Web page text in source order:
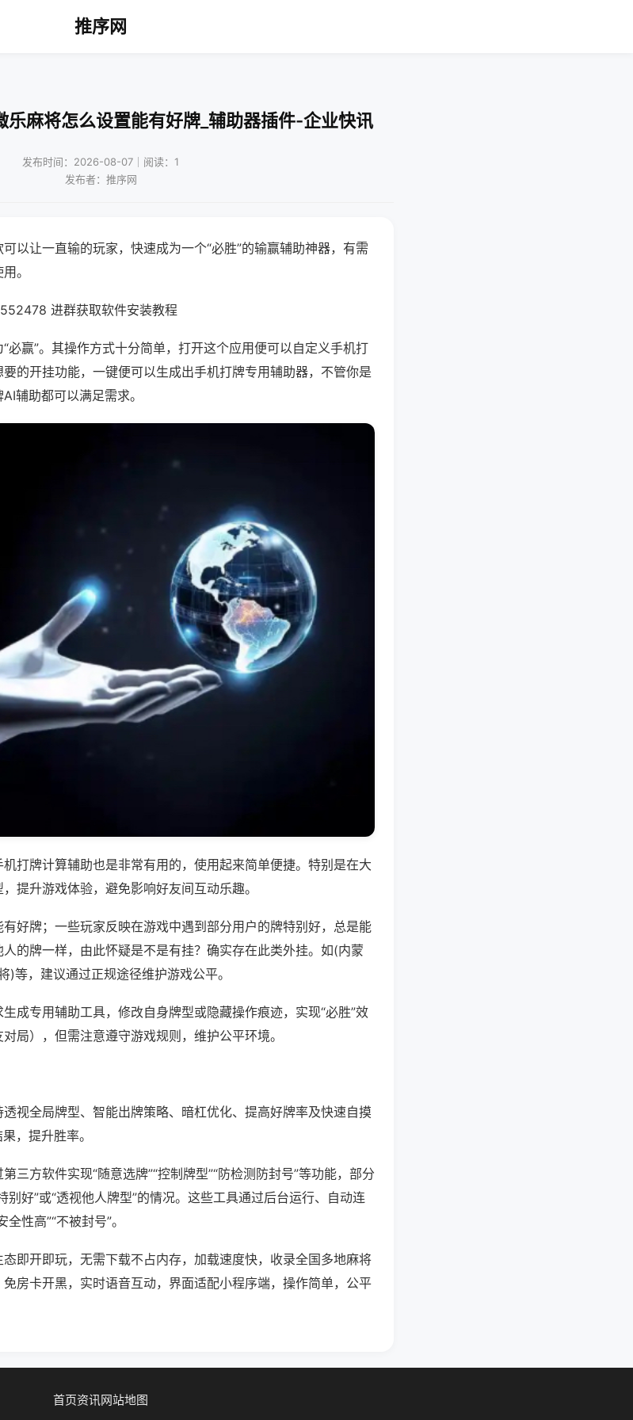
推序网
乐麻将怎么设置能有好牌_辅助器插件-企业快讯
发布时间：2026-08-07｜阅读：1
发布者：推序网
以让一直输的玩家，快速成为一个“必胜”的输赢辅助神器，有需
。
进群获取软件安装教程
必赢”。其操作方式十分简单，打开这个应用便可以自定义手机打
的开挂功能，一键便可以生成出手机打牌专用辅助器，不管你是
辅助都可以满足需求。
打牌计算辅助也是非常有用的，使用起来简单便捷。特别是在大
提升游戏体验，避免影响好友间互动乐趣。
好牌；一些玩家反映在游戏中遇到部分用户的牌特别好，总是能
的牌一样，由此怀疑是不是有挂？确实存在此类外挂。如(内蒙
)等，建议通过正规途径维护游戏公平。
成专用辅助工具，修改自身牌型或隐藏操作痕迹，实现“必胜”效
局），但需注意遵守游戏规则，维护公平环境。
视全局牌型、智能出牌策略、暗杠优化、提高好牌率及快速自摸
，提升胜率。
三方软件实现“随意选牌”“控制牌型”“防检测防封号”等功能，部分
别好”或“透视他人牌型”的情况。这些工具通过后台运行、自动连
性高”“不被封号”。
即开即玩，无需下载不占内存，加载速度快，收录全国多地麻将
房卡开黑，实时语音互动，界面适配小程序端，操作简单，公平
首页资讯网站地图